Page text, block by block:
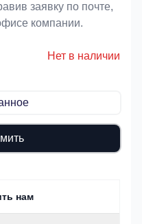
заявку по почте,
компании.
Нет в наличии
нам